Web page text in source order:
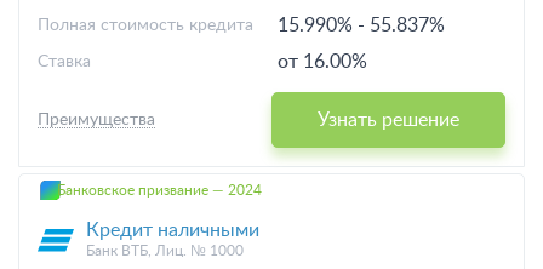
15.990% - 55.837%
Полная стоимость кредита
от 16.00%
Ставка
Узнать решение
Преимущества
Банковское призвание — 2024
Кредит наличными
Банк ВТБ, Лиц. № 1000